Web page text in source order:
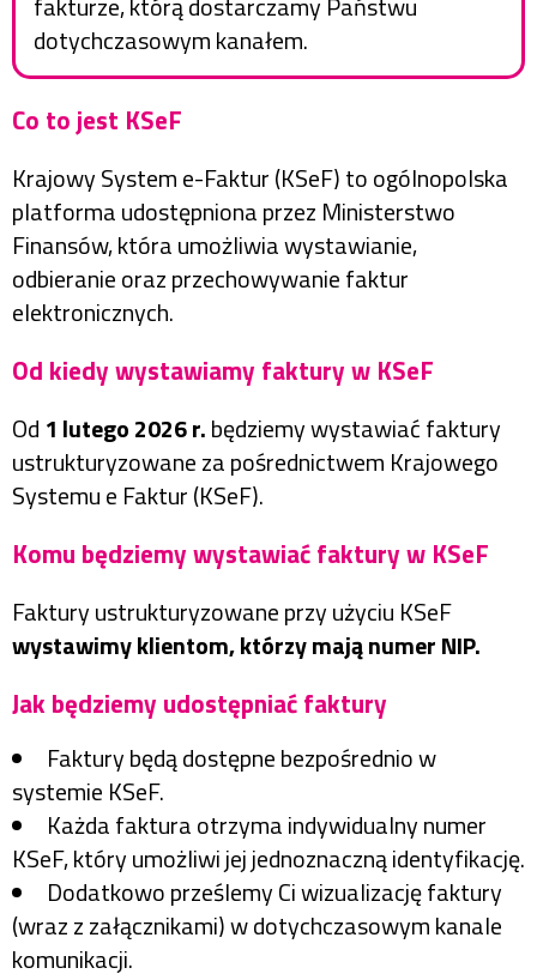
dotychczasowym kanałem.
Co to jest KSeF
Krajowy System e-Faktur (KSeF) to ogólnopolska
platforma udostępniona przez Ministerstwo
Finansów, która umożliwia wystawianie,
odbieranie oraz przechowywanie faktur
elektronicznych.
Od kiedy wystawiamy faktury w KSeF
Od 1 lutego 2026 r.będziemy wystawiać faktury
ustrukturyzowane za pośrednictwem Krajowego
Systemu e Faktur (KSeF).
Komu będziemy wystawiać faktury w KSeF
Faktury ustrukturyzowane przy użyciu KSeF
wystawimy klientom, którzy mają numer NIP.
Jak będziemy udostępniać faktury
Faktury będą dostępne bezpośrednio w
systemie KSeF.
Każda faktura otrzyma indywidualny numer
KSeF, który umożliwi jej jednoznaczną identyfikację.
Dodatkowo prześlemy Ci wizualizację faktury
(wraz z załącznikami) w dotychczasowym kanale
komunikacji.